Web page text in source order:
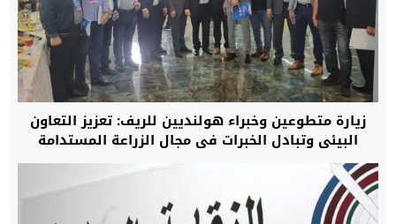
زيارة متطوعين وخبراء هولنديين للريف: تعزيز التعاون
البيئي وتبادل الخبرات في مجال الزراعة المستدامة